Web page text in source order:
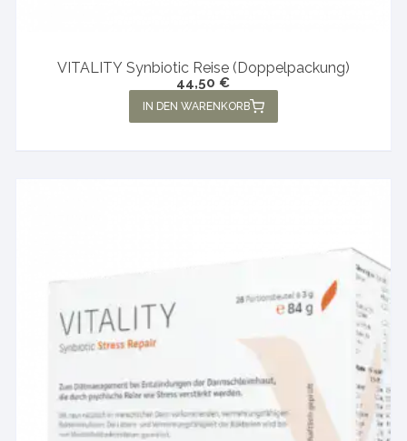
VITALITY Synbiotic Reise (Doppelpackung)
44,50 €
IN DEN WARENKORB